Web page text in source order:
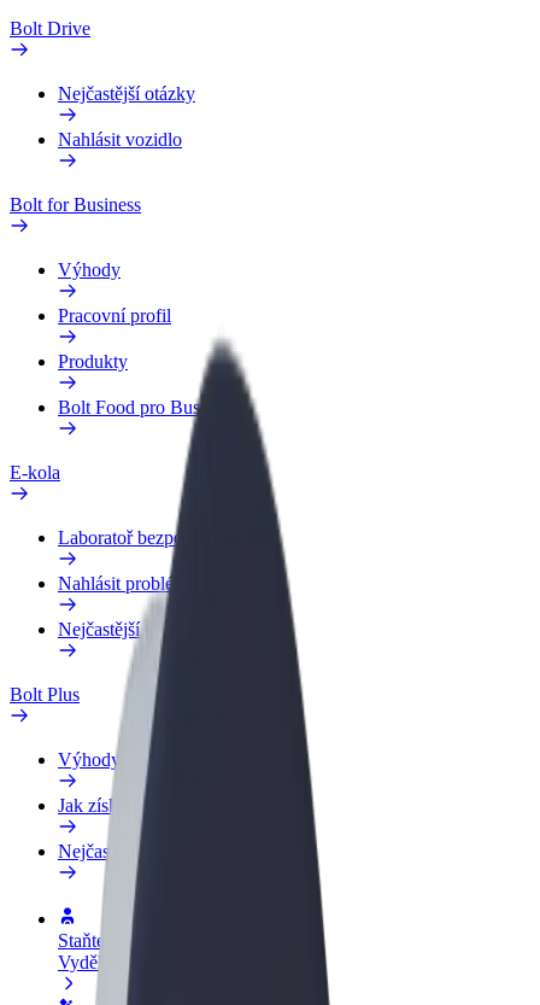
Bolt Drive
Nejčastější otázky
Nahlásit vozidlo
Bolt for Business
Výhody
Pracovní profil
Produkty
Bolt Food pro Business
E-kola
Laboratoř bezpečnosti
Nahlásit problém
Nejčastější otázky
Bolt Plus
Výhody
Jak získat členství
Nejčastější otázky
Staňte se řidičem
Vydělávejte podle sebe